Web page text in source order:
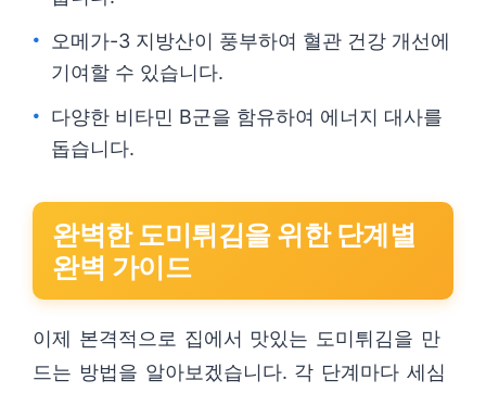
오메가-3 지방산이 풍부하여 혈관 건강 개선에
기여할 수 있습니다.
다양한 비타민 B군을 함유하여 에너지 대사를
돕습니다.
완벽한 도미튀김을 위한 단계별
완벽 가이드
이제 본격적으로 집에서 맛있는 도미튀김을 만
드는 방법을 알아보겠습니다. 각 단계마다 세심